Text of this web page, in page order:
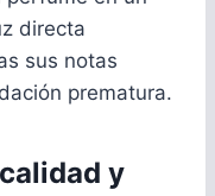
directa
sus notas
prematura.
y